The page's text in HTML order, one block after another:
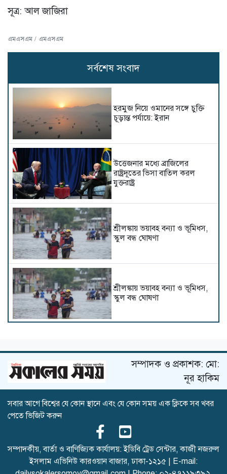
সূত্র: আল জাজিরা
এমএসএম / এমএসএম
সর্বশেষ সংবাদ
হরমুজ নিয়ে ওমানের সঙ্গে চুক্তি
চূড়ান্ত পর্যায়ে: ইরান
উত্তেজনার মধ্যে ব্রাজিলের
রাষ্ট্রদূতের ভিসা বাতিল করল
যুক্তরাষ্ট্র
শ্রীলঙ্কায় ভয়াবহ বন্যা ও ভূমিধস,
স্কুল বন্ধ ঘোষণা
শ্রীলঙ্কায় ভয়াবহ বন্যা ও ভূমিধস,
স্কুল বন্ধ ঘোষণা
থেকে অস্ত্রধারী গ্রেপ্তার
দিল্লিতে হাসিনার গণমাধ্যমে ভাষণ
রাশিয়া-ইউক্রেনের পাল্টাপাল্টি
সম্পাদক ও প্রকাশক: মো:
নূর হাকিম
সবার আগে বিশ্বের যে কোন স্থানে এবং যে কোন সময় এক ক্লিকে সব খবর
পেতে ভিজিট করুন
সম্পাদকীয়, বার্তা ও বাণিজ্যিক কার্যালয়: ইডিবি ট্রেড সেন্টার, কাজী নজরুল
ইসলাম এভিনিউ কারওয়ান বাজার, ঢাকা-১২১৫ | E-mail: